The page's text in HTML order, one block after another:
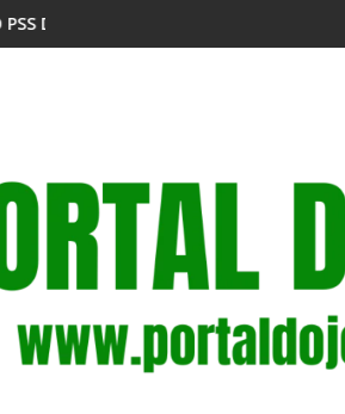
ANIMAL DA SEMSA PARA O PRAZO
POR DESPEJO DE RESÍDUOS NA BAÍA